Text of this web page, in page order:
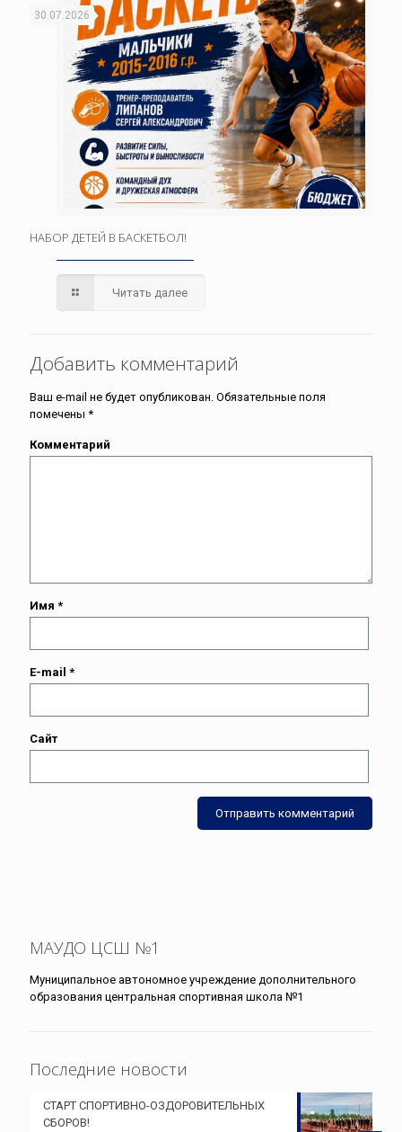
30.07.2026
НАБОР ДЕТЕЙ В БАСКЕТБОЛ!
Читать далее
Добавить комментарий
Ваш e-mail не будет опубликован. Обязательные поля
помечены *
Комментарий
Имя *
E-mail *
Сайт
МАУДО ЦСШ №1
Муниципальное автономное учреждение дополнительного
образования центральная спортивная школа №1
Последние новости
СТАРТ СПОРТИВНО-ОЗДОРОВИТЕЛЬНЫХ
СБОРОВ!